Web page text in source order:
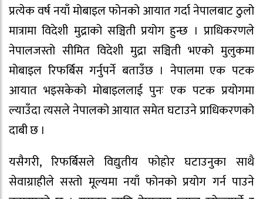
प्रत्येक वर्ष नयाँ मोबाइल फोनको आयात गर्दा नेपालबाट ठुलो
मात्रामा विदेशी मुद्राको सञ्चिती प्रयोग हुन्छ । प्राधिकरणले
नेपालजस्तो सीमित विदेशी मुद्रा सञ्चिती भएको मुलुकमा
मोबाइल रिफर्बिस गर्नुपर्ने बताउँछ । नेपालमा एक पटक
आयात भइसकेको मोबाइललाई पुनः एक पटक प्रयोगमा
ल्याउँदा त्यसले नेपालको आयात समेत घटाउने प्राधिकरणको
दाबी छ ।
यसैगरी, रिफर्बिसले विद्युतीय फोहोर घटाउनुका साथै
सेवाग्राहीले सस्तो मूल्यमा नयाँ फोनको प्रयोग गर्न पाउने